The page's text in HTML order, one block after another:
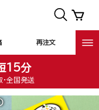
再注文
15分
全国発送